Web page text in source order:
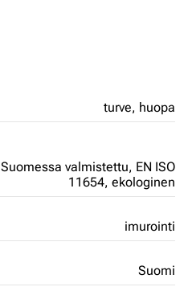
turve, huopa
Suomessa valmistettu, EN ISO
11654, ekologinen
imurointi
Suomi